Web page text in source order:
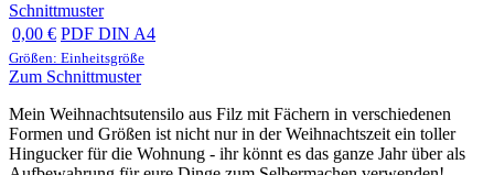
Schnittmuster
0,00 € PDF DIN A4
Größen: Einheitsgröße
Zum Schnittmuster
Mein Weihnachtsutensilo aus Filz mit Fächern in verschiedenen
Formen und Größen ist nicht nur in der Weihnachtszeit ein toller
Hingucker für die Wohnung - ihr könnt es das ganze Jahr über als